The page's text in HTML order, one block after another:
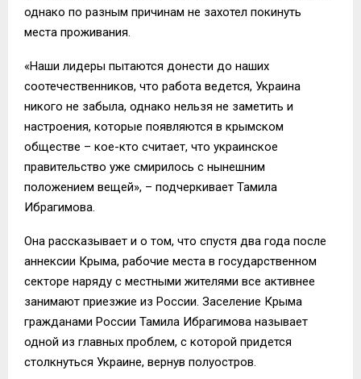
однако по разным причинам не захотел покинуть
места проживания.
«Наши лидеры пытаются донести до наших
соотечественников, что работа ведется, Украина
никого не забыла, однако нельзя не заметить и
настроения, которые появляются в крымском
обществе – кое-кто считает, что украинское
правительство уже смирилось с нынешним
положением вещей», – подчеркивает Тамила
Ибрагимова.
Она рассказывает и о том, что спустя два года после
аннексии Крыма, рабочие места в государственном
секторе наряду с местными жителями все активнее
занимают приезжие из России. Заселение Крыма
гражданами России Тамила Ибрагимова называет
одной из главных проблем, с которой придется
столкнуться Украине, вернув полуостров.